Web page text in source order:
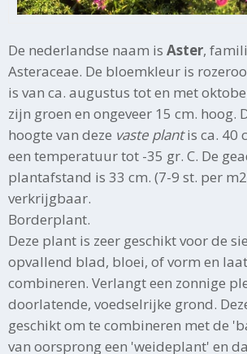
De nederlandse naam is Aster,
Asteraceae. De bloemkleur is
is van ca. augustus tot en met
zijn groen en ongeveer 15 cm. hoog.
hoogte van deze vaste plantis ca. 40
een temperatuur tot -35 gr. C. De
plantafstand is 33 cm. (7-9 st. per
verkrijgbaar.
Borderplant.
Deze plant is zeer geschikt voor de
opvallend blad, bloei, of vorm en
combineren. Verlangt een zonnige
doorlatende, voedselrijke grond.
geschikt om te combineren met de
van oorsprong een 'weideplant' en